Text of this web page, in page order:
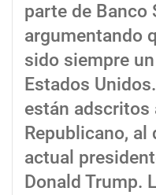
parte de Banco
argumentando
sido siempre
Estados
están adscritos
Republicano, al
actual
Donald Trump.